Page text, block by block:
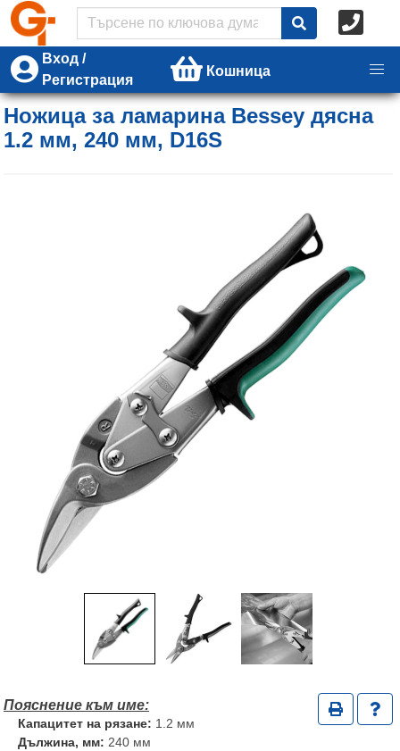
Вход /
Регистрация
Кошница
Ножица за ламарина Bessey дясна
1.2 мм, 240 мм, D16S
Капацитет на рязане: 1.2 мм
Дължина, мм: 240 мм